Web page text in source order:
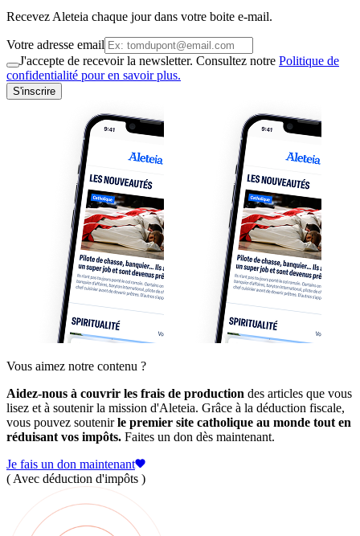
Recevez Aleteia chaque jour dans votre boite e-mail.
Votre adresse email
J'accepte de recevoir la newsletter. Consultez notre Politique de
confidentialité pour en savoir plus.
S'inscrire
Vous aimez notre contenu ?
Aidez-nous à couvrir les frais de production des articles que vous
lisez et à soutenir la mission d'Aleteia. Grâce à la déduction fiscale,
vous pouvez soutenirle premier site catholique au monde tout en
réduisant vos impôts. Faites un don dès maintenant.
Je fais un don maintenant
( Avec déduction d'impôts )